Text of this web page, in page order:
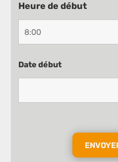
Heure de début
Date début